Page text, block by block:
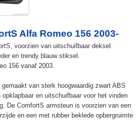
Alfa Romeo 156 2003-
voorzien van uitschuifbaar deksel
en trendy blauw stiksel.
156 vanaf 2003.
van sterk hoogwaardig zwart ABS
en uitschuifbaar voor het vinden
De ComfortS armsteun is voorzien van een
en een met rubber beklede opbergruimte